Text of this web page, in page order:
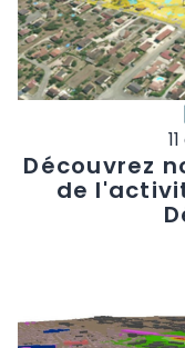
Découvrez
de